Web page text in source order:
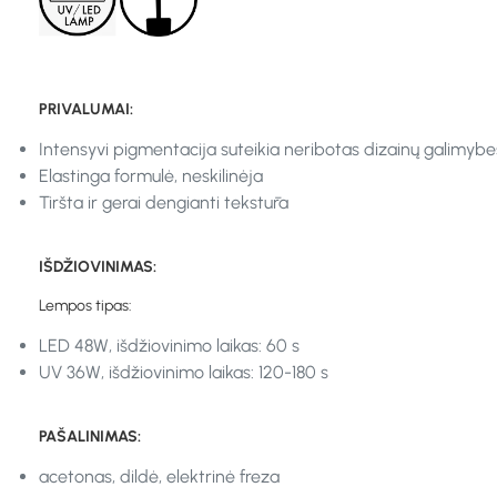
PRIVALUMAI:
Intensyvi pigmentacija suteikia neribotas dizainų
Elastinga formulė, neskilinėja
Tiršta ir gerai dengianti tekstūra
IŠDŽIOVINIMAS:
Lempos tipas:
LED 48W, išdžiovinimo laikas: 60 s
UV 36W, išdžiovinimo laikas: 120-180 s
PAŠALINIMAS:
acetonas, dildė, elektrinė freza